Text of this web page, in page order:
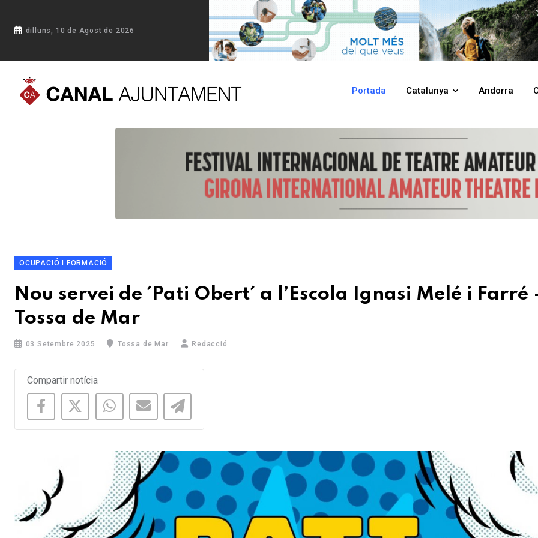
dilluns, 10 de Agost de 2026
Portada Catalunya Andorra
Portada Blog Nou servei de ´Pati Obert´ a l’Escola Ignasi Melé i Farré -Tossa de Mar
OCUPACIÓ I FORMACIÓ
Nou servei de ´Pati Obert´ a l’Escola Ignasi Melé i Farré
Tossa de Mar
03 Setembre 2025 Tossa de Mar Redacció
Compartir notícia